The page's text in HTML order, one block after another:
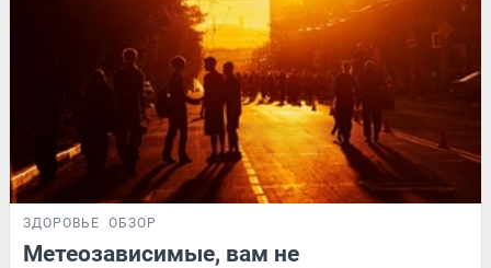
ЗДОРОВЬЕ ОБЗОР
Метеозависимые, вам не